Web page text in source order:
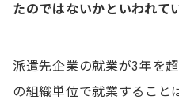
たのではないかといわれて
派遣先企業の就業が3年を
の組織単位で就業すること